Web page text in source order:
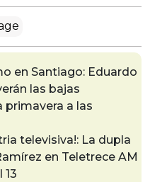
en Santiago: Eduardo
las bajas
a las
televisiva!: La dupla
en Teletrece AM
13